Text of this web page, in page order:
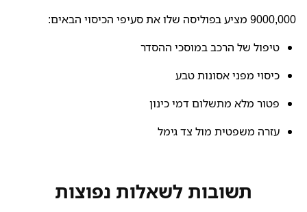
9000,000 מציע בפוליסה שלו את סעיפי הכיסוי הבאים:
טיפול של הרכב במוסכי ההסדר
כיסוי מפני אסונות טבע
פטור מלא מתשלום דמי כינון
עזרה משפטית מול צד גימל
תשובות לשאלות נפוצות